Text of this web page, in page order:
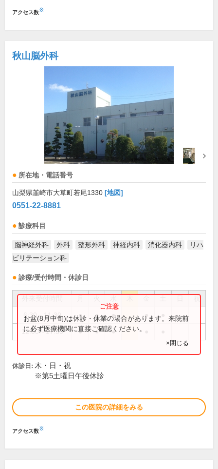
アクセス数※
秋山脳外科
所在地・電話番号
山梨県韮崎市大草町若尾1330 [地図]
0551-22-8881
診療科目
脳神経外科 外科 整形外科 神経内科 消化器内科
リハ
ビリテーション科
診療/受付時間・休診日
祝
6:30～11:30 ● ● ● ●
12:00～17:30 ● ● ●
お盆(8月中旬)は休診・休業の場合があります。来院前
に必ず医療機関に直接ご確認ください。
×閉じる
休診日: 木・日・祝
※第5土曜日午後休診
この医院の詳細をみる
アクセス数※